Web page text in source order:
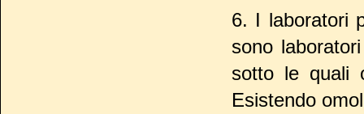
6. I laboratori
sono
sotto le quali
Esistendo